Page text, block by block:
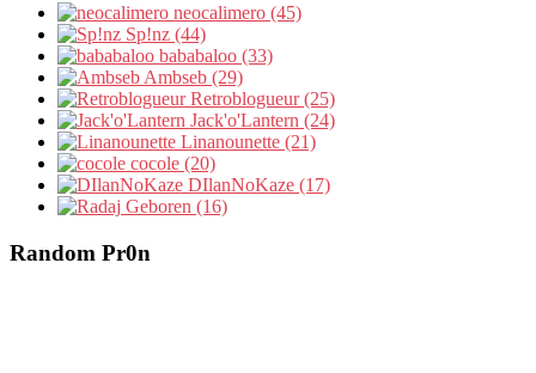
neocalimero (45)
Sp!nz (44)
bababaloo (33)
Ambseb (29)
Retroblogueur (25)
Jack'o'Lantern (24)
Linanounette (21)
cocole (20)
DIlanNoKaze (17)
Geboren (16)
Random Pr0n